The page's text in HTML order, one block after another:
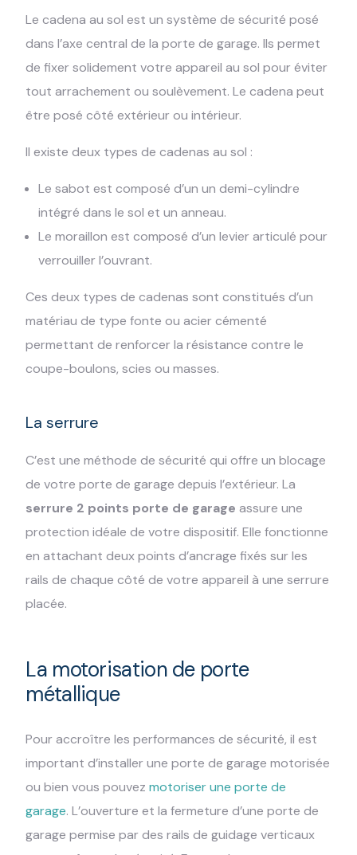
Le cadena au sol est un système de sécurité posé
dans l’axe central de la porte de garage. Ils permet
de fixer solidement votre appareil au sol pour éviter
tout arrachement ou soulèvement. Le cadena peut
être posé côté extérieur ou intérieur.
Il existe deux types de cadenas au sol :
Le sabot est composé d’un un demi-cylindre
intégré dans le sol et un anneau.
Le moraillon est composé d’un levier articulé pour
verrouiller l’ouvrant.
Ces deux types de cadenas sont constitués d’un
matériau de type fonte ou acier cémenté
permettant de renforcer la résistance contre le
coupe-boulons, scies ou masses.
La serrure
C’est une méthode de sécurité qui offre un blocage
de votre porte de garage depuis l’extérieur. La
serrure 2 points porte de garage assure une
protection idéale de votre dispositif. Elle fonctionne
en attachant deux points d’ancrage fixés sur les
rails de chaque côté de votre appareil à une serrure
placée.
La motorisation de porte
métallique
Pour accroître les performances de sécurité, il est
important d’installer une porte de garage motorisée
ou bien vous pouvezmotoriser une porte de
garage. L’ouverture et la fermeture d’une porte de
garage permise par des rails de guidage verticaux